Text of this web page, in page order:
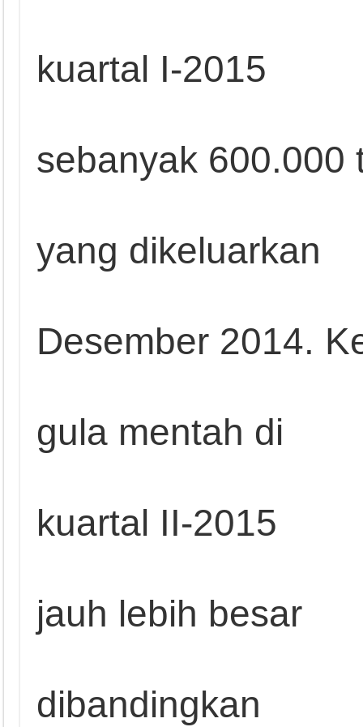
kuartal I-2015
sebanyak 600.000
yang dikeluarkan
Desember 2014.
gula mentah di
kuartal II-2015
jauh lebih besar
dibandingkan